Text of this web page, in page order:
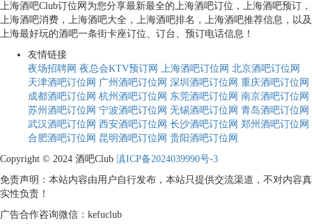
上海酒吧Club订位网为您分享最新最全的上海酒吧订位，上海酒吧预订，
上海酒吧消费，上海酒吧大全，上海酒吧排名，上海酒吧推荐信息，以及
上海最好玩的酒吧一条街卡座订位、订台、预订电话信息！
友情链接
夜场招聘网 夜总会KTV预订网 上海酒吧订位网 北京酒吧订位网
天津酒吧订位网 广州酒吧订位网 深圳酒吧订位网 重庆酒吧订位网
成都酒吧订位网 杭州酒吧订位网 东莞酒吧订位网 南京酒吧订位网
苏州酒吧订位网 宁波酒吧订位网 无锡酒吧订位网 青岛酒吧订位网
武汉酒吧订位网 西安酒吧订位网 长沙酒吧订位网 郑州酒吧订位网
合肥酒吧订位网 昆明酒吧订位网 贵阳酒吧订位网
Copyright © 2024 酒吧Club 滇ICP备2024039990号-3
免责声明：本站内容由用户自行发布，本站只提供交流渠道，不对内容真
实性负责！
广告合作咨询微信：kefuclub